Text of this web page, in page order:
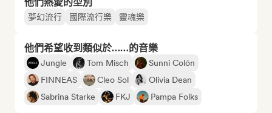
夢幻流行 國際流行樂 靈魂樂
他們希望收到類似於……的音樂
Jungle Tom Misch
Sunni Colón
FINNEAS
Cleo Sol
Olivia Dean
Sabrina Starke
FKJ Pampa Folks